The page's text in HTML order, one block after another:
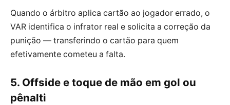
Quando o árbitro aplica cartão ao jogador errado, o
VAR identifica o infrator real e solicita a correção da
punição — transferindo o cartão para quem
efetivamente cometeu a falta.
5. Offside e toque de mão em gol ou
pênalti